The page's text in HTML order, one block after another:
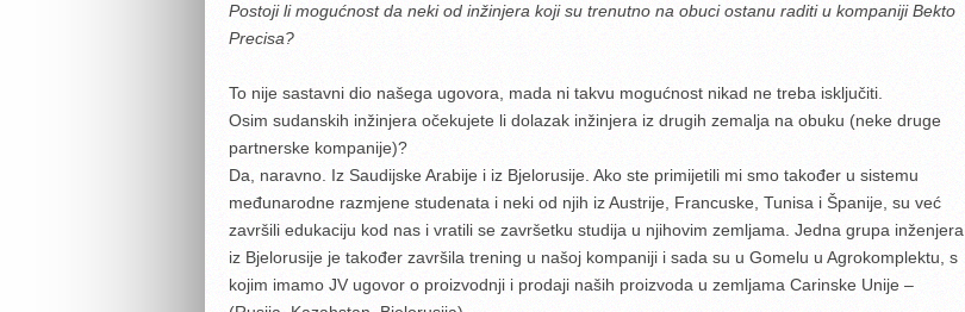
Postoji li mogućnost da neki od inžinjera koji su trenutno na obuci ostanu raditi u kompaniji Bekto
Precisa?
To nije sastavni dio našega ugovora, mada ni takvu mogućnost nikad ne treba isključiti.
Osim sudanskih inžinjera očekujete li dolazak inžinjera iz drugih zemalja na obuku (neke druge
partnerske kompanije)?
Da, naravno. Iz Saudijske Arabije i iz Bjelorusije. Ako ste primijetili mi smo također u sistemu
međunarodne razmjene studenata i neki od njih iz Austrije, Francuske, Tunisa i Španije, su već
završili edukaciju kod nas i vratili se završetku studija u njihovim zemljama. Jedna grupa inženjera
iz Bjelorusije je također završila trening u našoj kompaniji i sada su u Gomelu u Agrokomplektu, s
kojim imamo JV ugovor o proizvodnji i prodaji naših proizvoda u zemljama Carinske Unije –